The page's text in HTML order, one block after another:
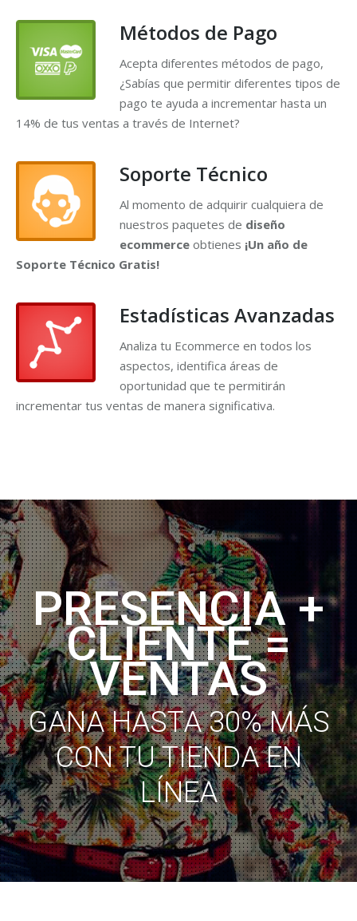
Métodos de Pago
Acepta diferentes métodos de pago,
¿Sabías que permitir diferentes tipos de
pago te ayuda a incrementar hasta un
14% de tus ventas a través de Internet?
Soporte Técnico
Al momento de adquirir cualquiera de
nuestros paquetes de diseño
ecommerce obtienes ¡Un año de
Soporte Técnico Gratis!
Estadísticas Avanzadas
Analiza tu Ecommerce en todos los
aspectos, identifica áreas de
oportunidad que te permitirán
incrementar tus ventas de manera significativa.
PRESENCIA +
CLIENTE =
VENTAS
GANA HASTA 30% MÁS
CON TU TIENDA EN
LÍNEA